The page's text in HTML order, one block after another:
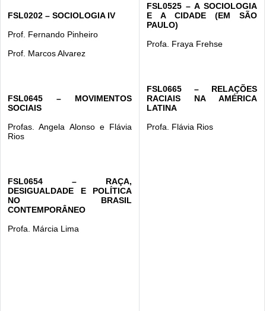
FSL0202 – SOCIOLOGIA IV
Prof. Fernando Pinheiro
Prof. Marcos Alvarez
FSL0645 – MOVIMENTOS
SOCIAIS
Profas. Angela Alonso e Flávia
Rios
FSL0654 – RAÇA,
DESIGUALDADE E POLÍTICA
NO BRASIL
CONTEMPORÂNEO
Profa. Márcia Lima
FSL0525 – A SOCIOLOGIA
E A CIDADE (EM SÃO
PAULO)
Profa. Fraya Frehse
FSL0665 – RELAÇÕES
RACIAIS NA AMÉRICA
LATINA
Profa. Flávia Rios